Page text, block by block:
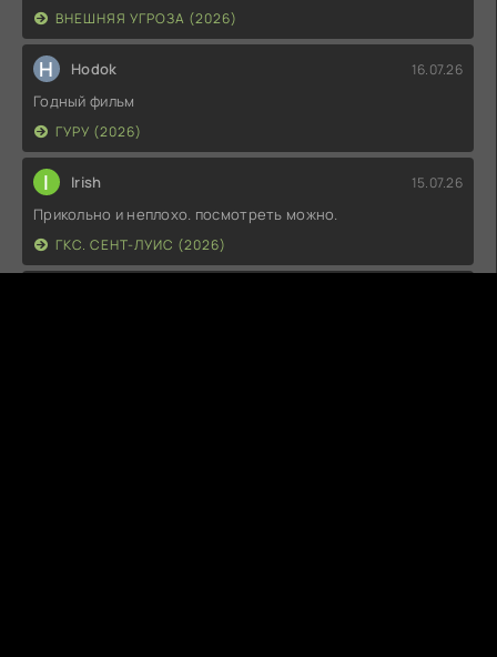
ВНЕШНЯЯ УГРОЗА (2026)
H Hodok 16.07.26
Годный фильм
ГУРУ (2026)
I Irish 15.07.26
Прикольно и неплохо. посмотреть можно.
ГКС. СЕНТ-ЛУИС (2026)